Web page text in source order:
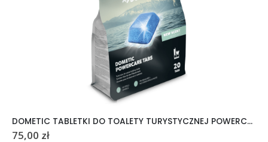
DOMETIC TABLETKI DO TOALETY TURYSTYCZNEJ POWERCARE TABS 20 SZTUK
75,00 zł